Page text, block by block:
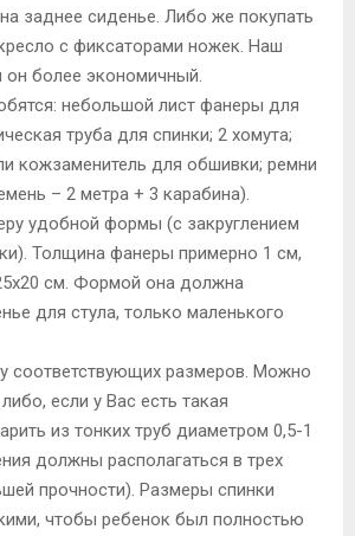
заднее сиденье. Либо же покупать
с фиксаторами ножек. Наш
он более экономичный.
небольшой лист фанеры для
труба для спинки; 2 хомута;
кожзаменитель для обшивки; ремни
– 2 метра + 3 карабина).
удобной формы (с закруглением
Толщина фанеры примерно 1 см,
см. Формой она должна
для стула, только маленького
соответствующих размеров. Можно
если у Вас есть такая
из тонких труб диаметром 0,5-1
должны располагаться в трех
прочности). Размеры спинки
чтобы ребенок был полностью